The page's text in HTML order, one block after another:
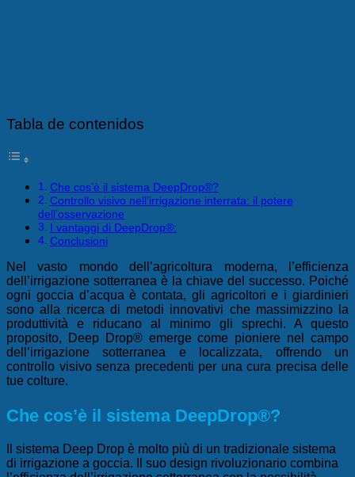
Tabla de contenidos
Che cos’è il sistema DeepDrop®?
Controllo visivo nell’irrigazione interrata: il potere
dell’osservazione
I vantaggi di DeepDrop®:
Conclusioni
Nel vasto mondo dell’agricoltura moderna, l’efficienza
dell’irrigazione sotterranea è la chiave del successo. Poiché
ogni goccia d’acqua è contata, gli agricoltori e i giardinieri
sono alla ricerca di metodi innovativi che massimizzino la
produttività e riducano al minimo gli sprechi. A questo
proposito, Deep Drop® emerge come pioniere nel campo
dell’irrigazione sotterranea e localizzata, offrendo un
controllo visivo senza precedenti per una cura precisa delle
tue colture.
Che cos’è il sistema DeepDrop®?
Il sistema Deep Drop è molto più di un tradizionale sistema
di irrigazione a goccia. Il suo design rivoluzionario combina